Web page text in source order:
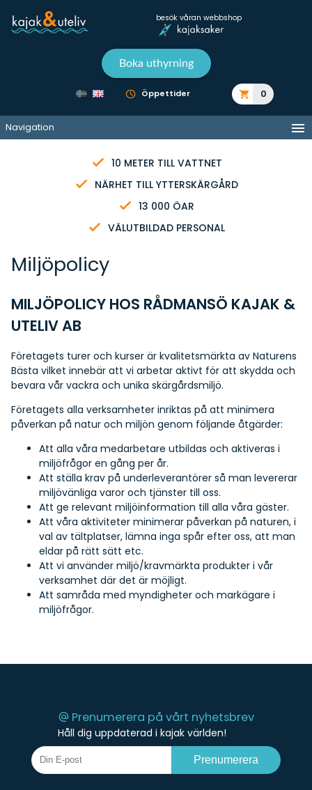
besök våran webbshop
Boka uthyrning
Öppettider 0
Navigation
10 METER TILL VATTNET
NÄRHET TILL YTTERSKÄRGÅRD
13 000 ÖAR
VÄLUTBILDAD PERSONAL
Miljöpolicy
MILJÖPOLICY HOS RÅDMANSÖ KAJAK &
UTELIV AB
Företagets turer och kurser är kvalitetsmärkta av Naturens
Bästa vilket innebär att vi arbetar aktivt för att skydda och
bevara vår vackra och unika skärgårdsmiljö.
Företagets alla verksamheter inriktas på att minimera
påverkan på natur och miljön genom följande åtgärder:
Att alla våra medarbetare utbildas och aktiveras i
miljöfrågor en gång per år.
Att ställa krav på underleverantörer så man levererar
miljövänliga varor och tjänster till oss.
Att ge relevant miljöinformation till alla våra gäster.
Att våra aktiviteter minimerar påverkan på naturen, i
val av tältplatser, lämna inga spår efter oss, att man
eldar på rätt sätt etc.
Att vi använder miljö/kravmärkta produkter i vår
verksamhet där det är möjligt.
Att samråda med myndigheter och markägare i
miljöfrågor.
Prenumerera på vårt nyhetsbrev
Håll dig uppdaterad i kajak världen!
Prenumerera